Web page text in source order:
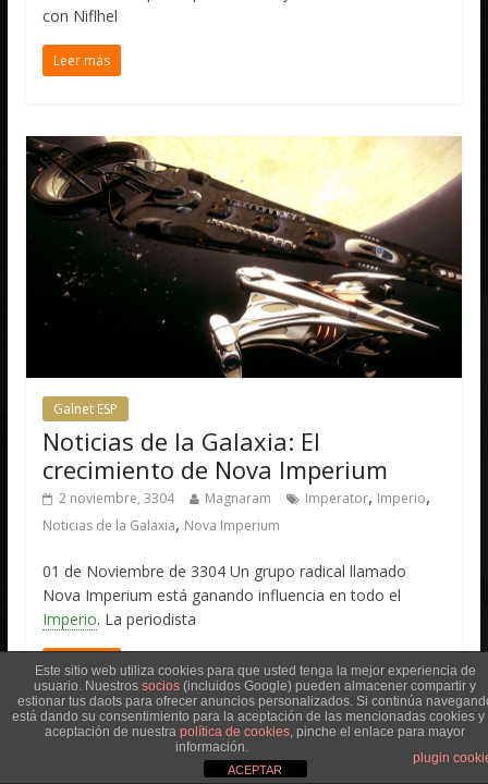
con Niflhel
Leer más
Galnet ESP
Noticias de la Galaxia: El
crecimiento de Nova Imperium
2 noviembre, 3304 Magnaram Imperator, Imperio,
Noticias de la Galaxia, Nova Imperium
01 de Noviembre de 3304 Un grupo radical llamado
Nova Imperium está ganando influencia en todo el
Imperio. La periodista
Leer más
Este sitio web utiliza cookies para que usted tenga la mejor experiencia de
usuario. Nuestros socios (incluidos Google) pueden almacener compartir y
estionar tus daots para ofrecer anuncios personalizados. Si continúa
está dando su consentimiento para la aceptación de las mencionadas cookies y
aceptación de nuestra política de cookies, pinche el enlace para mayor
información.
plugin
ACEPTAR